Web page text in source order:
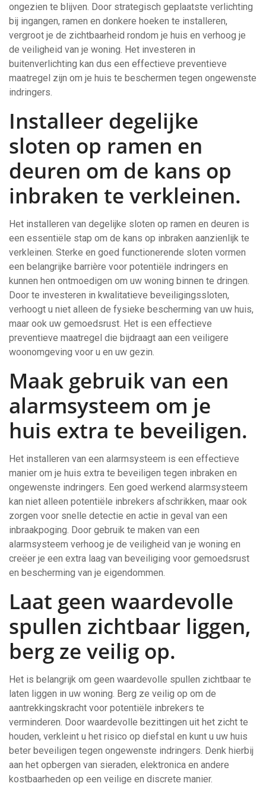
ongezien te blijven. Door strategisch geplaatste verlichting
bij ingangen, ramen en donkere hoeken te installeren,
vergroot je de zichtbaarheid rondom je huis en verhoog je
de veiligheid van je woning. Het investeren in
buitenverlichting kan dus een effectieve preventieve
maatregel zijn om je huis te beschermen tegen ongewenste
indringers.
Installeer degelijke
sloten op ramen en
deuren om de kans op
inbraken te verkleinen.
Het installeren van degelijke sloten op ramen en deuren is
een essentiële stap om de kans op inbraken aanzienlijk te
verkleinen. Sterke en goed functionerende sloten vormen
een belangrijke barrière voor potentiële indringers en
kunnen hen ontmoedigen om uw woning binnen te dringen.
Door te investeren in kwalitatieve beveiligingssloten,
verhoogt u niet alleen de fysieke bescherming van uw huis,
maar ook uw gemoedsrust. Het is een effectieve
preventieve maatregel die bijdraagt aan een veiligere
woonomgeving voor u en uw gezin.
Maak gebruik van een
alarmsysteem om je
huis extra te beveiligen.
Het installeren van een alarmsysteem is een effectieve
manier om je huis extra te beveiligen tegen inbraken en
ongewenste indringers. Een goed werkend alarmsysteem
kan niet alleen potentiële inbrekers afschrikken, maar ook
zorgen voor snelle detectie en actie in geval van een
inbraakpoging. Door gebruik te maken van een
alarmsysteem verhoog je de veiligheid van je woning en
creëer je een extra laag van beveiliging voor gemoedsrust
en bescherming van je eigendommen.
Laat geen waardevolle
spullen zichtbaar liggen,
berg ze veilig op.
Het is belangrijk om geen waardevolle spullen zichtbaar te
laten liggen in uw woning. Berg ze veilig op om de
aantrekkingskracht voor potentiële inbrekers te
verminderen. Door waardevolle bezittingen uit het zicht te
houden, verkleint u het risico op diefstal en kunt u uw huis
beter beveiligen tegen ongewenste indringers. Denk hierbij
aan het opbergen van sieraden, elektronica en andere
kostbaarheden op een veilige en discrete manier.